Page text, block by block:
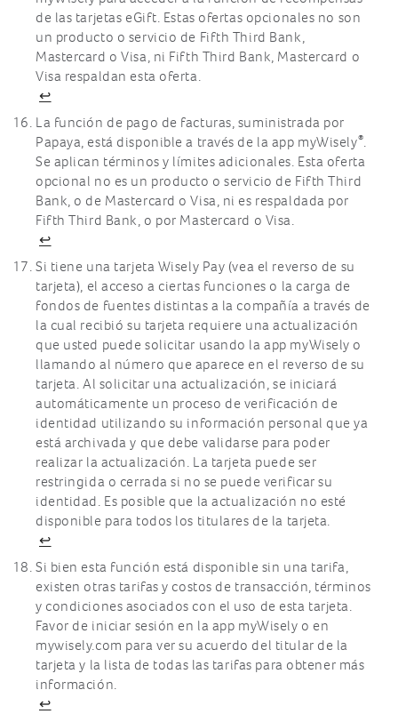
de las tarjetas eGift. Estas ofertas opcionales no son
un producto o servicio de Fifth Third Bank,
Mastercard o Visa, ni Fifth Third Bank, Mastercard o
Visa respaldan esta oferta.
↩
La función de pago de facturas, suministrada por
Papaya, está disponible a través de la app myWisely®.
Se aplican términos y límites adicionales. Esta oferta
opcional no es un producto o servicio de Fifth Third
Bank, o de Mastercard o Visa, ni es respaldada por
Fifth Third Bank, o por Mastercard o Visa.
↩
Si tiene una tarjeta Wisely Pay (vea el reverso de su
tarjeta), el acceso a ciertas funciones o la carga de
fondos de fuentes distintas a la compañía a través de
la cual recibió su tarjeta requiere una actualización
que usted puede solicitar usando la app myWisely o
llamando al número que aparece en el reverso de su
tarjeta. Al solicitar una actualización, se iniciará
automáticamente un proceso de verificación de
identidad utilizando su información personal que ya
está archivada y que debe validarse para poder
realizar la actualización. La tarjeta puede ser
restringida o cerrada si no se puede verificar su
identidad. Es posible que la actualización no esté
disponible para todos los titulares de la tarjeta.
↩
Si bien esta función está disponible sin una tarifa,
existen otras tarifas y costos de transacción, términos
y condiciones asociados con el uso de esta tarjeta.
Favor de iniciar sesión en la app myWisely o en
mywisely.com para ver su acuerdo del titular de la
tarjeta y la lista de todas las tarifas para obtener más
información.
↩